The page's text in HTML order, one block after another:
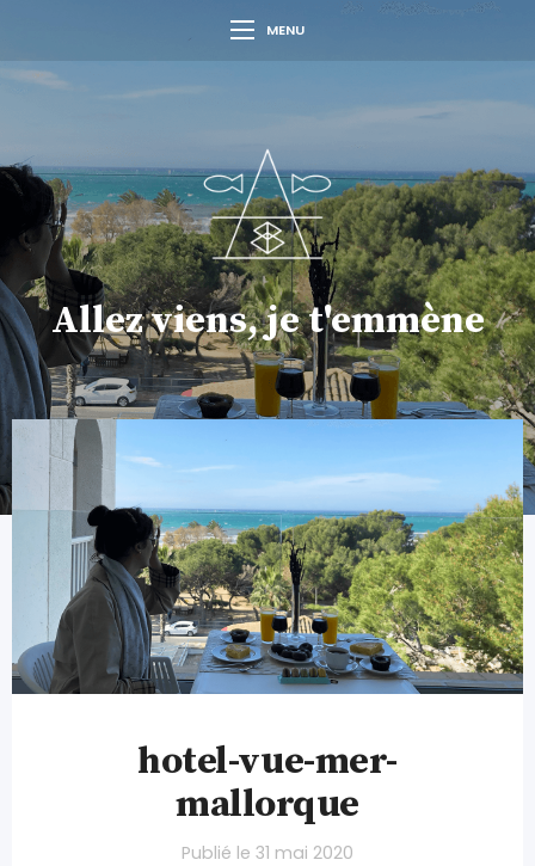
MENU
Allez viens, je t'emmène
hotel-vue-mer-
mallorque
Publié le 31 mai 2020